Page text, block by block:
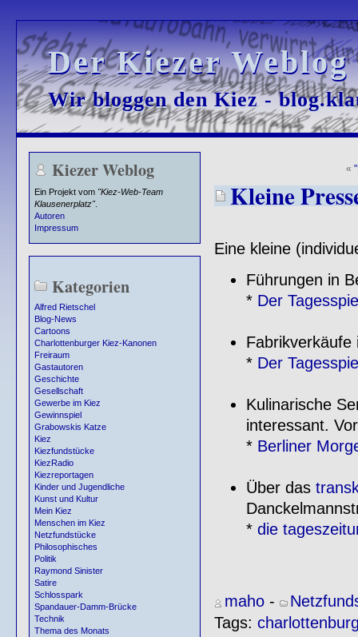
Der Kiezer
Der Kiezer
Wir bloggen den Kiez -
Wir bloggen den Kiez -
Kiezer Weblog
Ein Projekt vom "Kiez-Web-Team
Klausenerplatz".
Autoren
Impressum
Kategorien
Alfred Rietschel
Blog-News
Cartoons
Charlottenburger Kiez-Kanonen
Freiraum
Gastautoren
Geschichte
Gesellschaft
Gewerbe im Kiez
Gewinnspiel
Grabowskis Katze
Kiez
Kiezfundstücke
KiezRadio
Kiezreportagen
Kinder und Jugendliche
Kunst und Kultur
Mein Kiez
Menschen im Kiez
Netzfundstücke
Philosophisches
Politik
Raymond Sinister
Satire
Schlosspark
Spandauer-Damm-Brücke
Technik
Thema des Monats
«
Kleine
Eine kleine
Führungen in
* Der
Fabrikverkäufe
* Der
Kulinarische
interessant.
* Berliner
Über das
*die
maho-
Tags: